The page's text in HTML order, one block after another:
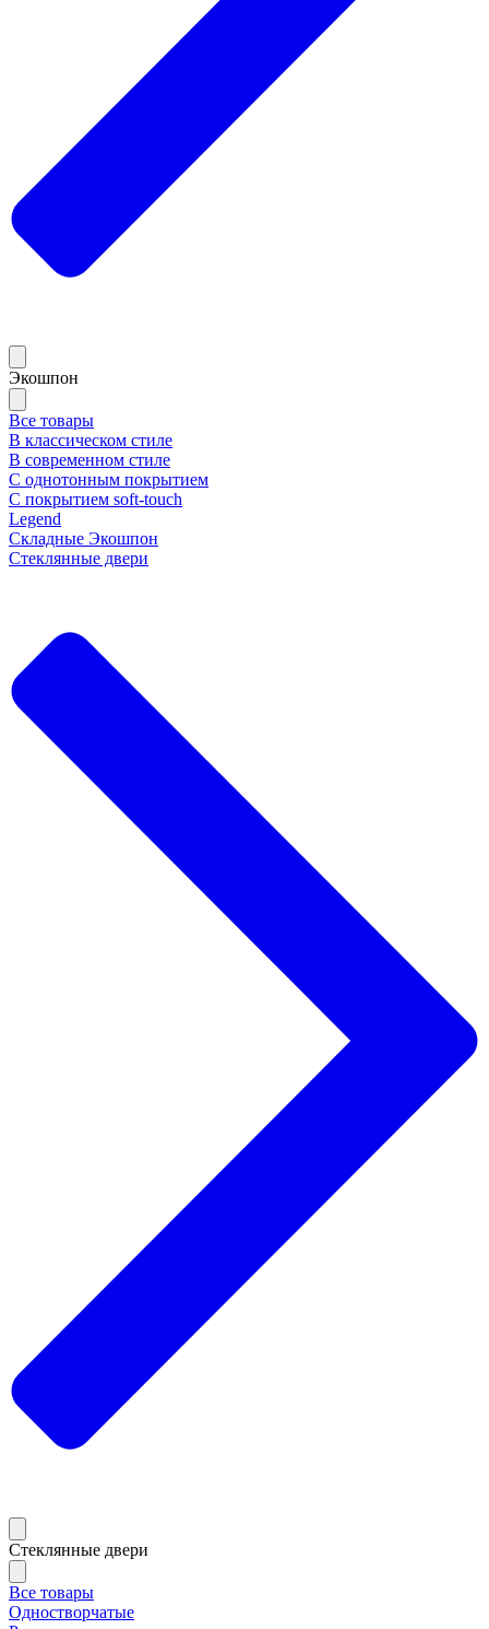
Экошпон
Все товары
В классическом стиле
В современном стиле
С однотонным покрытием
С покрытием soft-touch
Legend
Складные Экошпон
Стеклянные двери
Стеклянные двери
Все товары
Одностворчатые